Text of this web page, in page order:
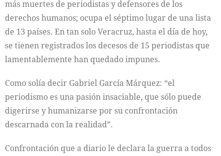
más muertes de periodistas y defensores de los
derechos humanos; ocupa el séptimo lugar de una lista
de 13 países. En tan solo Veracruz, hasta el día de hoy,
se tienen registrados los decesos de 15 periodistas que
lamentablemente han quedado impunes.
Como solía decir Gabriel García Márquez: “el
periodismo es una pasión insaciable, que sólo puede
digerirse y humanizarse por su confrontación
descarnada con la realidad”.
Confrontación que a diario le declara la guerra a todos